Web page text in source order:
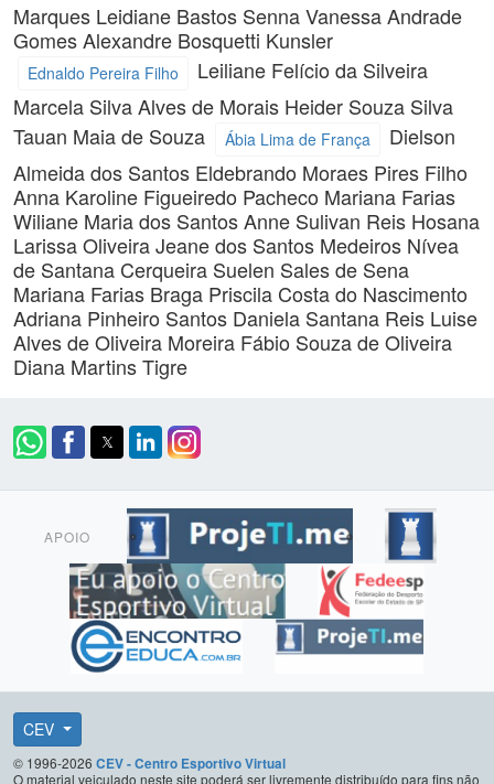
Marques Leidiane Bastos SennaVanessa Andrade
GomesAlexandre Bosquetti Kunsler
Ednaldo Pereira Filho
Leiliane Felício da Silveira
Marcela Silva Alves de Morais Heider Souza Silva
Tauan Maia de Souza
Ábia Lima de França
Dielson
Almeida dos Santos Eldebrando Moraes Pires Filho
Anna Karoline Figueiredo Pacheco Mariana Farias
Wiliane Maria dos SantosAnne Sulivan Reis Hosana
Larissa OliveiraJeane dos Santos Medeiros Nívea
de Santana Cerqueira Suelen Sales de Sena
Mariana Farias Braga Priscila Costa do Nascimento
Adriana Pinheiro Santos Daniela Santana Reis Luise
Alves de Oliveira Moreira Fábio Souza de Oliveira
Diana Martins Tigre
APOIO
CEV
© 1996-2026 CEV - Centro Esportivo Virtual
O material veiculado neste site poderá ser livremente distribuído para fins não